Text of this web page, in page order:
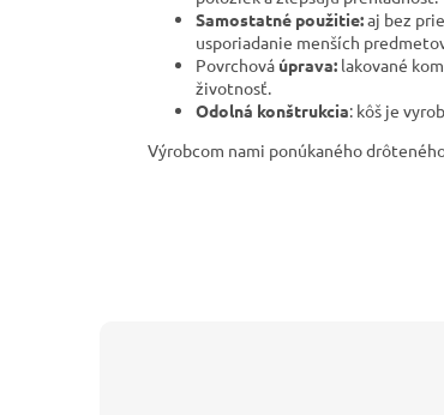
Samostatné použitie:aj bez
usporiadanie menších
Povrchová úprava: lakované
životnosť.
Odolná konštrukcia: kôš je
Výrobcom nami ponúkaného